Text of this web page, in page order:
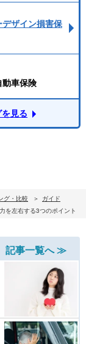
ザイン損害保
車保険
見る
グ・比較
ガイド
を左右する3つのポイント
記事一覧へ ≫